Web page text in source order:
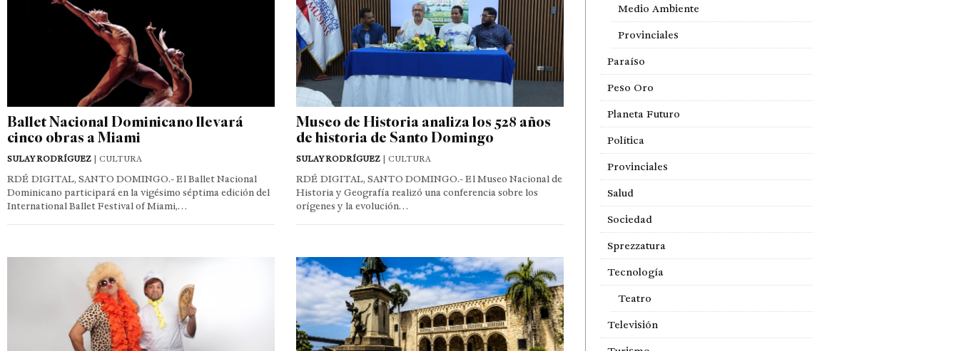
Ballet Nacional Dominicano llevará
cinco obras a Miami
SULAY RODRÍGUEZ | CULTURA
RDÉ DIGITAL, SANTO DOMINGO.- El Ballet Nacional
Dominicano participará en la vigésimo séptima edición del
International Ballet Festival of Miami,…
Museo de Historia analiza los 528 años
de historia de Santo Domingo
SULAY RODRÍGUEZ| CULTURA
RDÉ DIGITAL, SANTO DOMINGO.- El Museo Nacional de
Historia y Geografía realizó una conferencia sobre los
orígenes y la evolución…
Medio Ambiente
Provinciales
Paraíso
Peso Oro
Planeta Futuro
Política
Provinciales
Salud
Sociedad
Sprezzatura
Tecnología
Teatro
Televisión